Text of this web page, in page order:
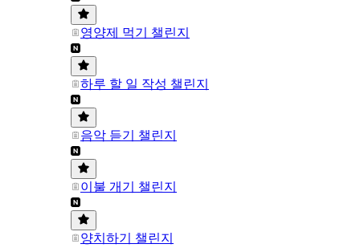
영양제 먹기 챌린지
하루 할 일 작성 챌린지
음악 듣기 챌린지
이불 개기 챌린지
양치하기 챌린지